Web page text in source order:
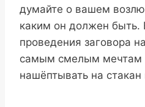
думайте о вашем
каким он должен быть.
проведения заговора
самым смелым мечтам
нашёптывать на